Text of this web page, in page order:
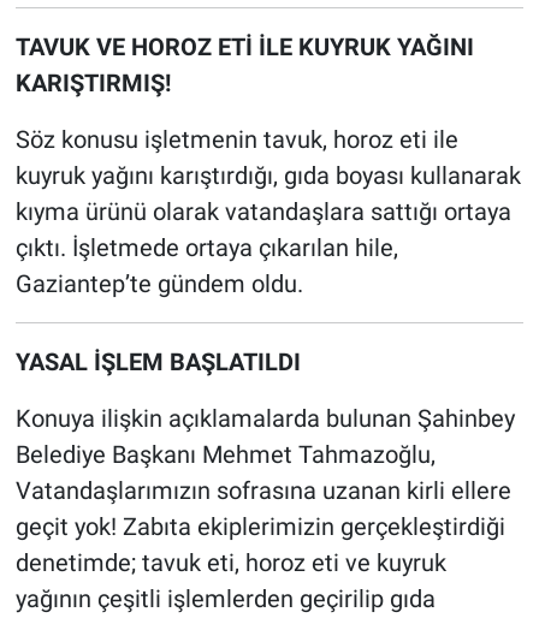
TAVUK VE HOROZ ETİ İLE KUYRUK YAĞINI
KARIŞTIRMIŞ!
Söz konusu işletmenin tavuk, horoz eti ile
kuyruk yağını karıştırdığı, gıda boyası kullanarak
kıyma ürünü olarak vatandaşlara sattığı ortaya
çıktı. İşletmede ortaya çıkarılan hile,
Gaziantep’te gündem oldu.
YASAL İŞLEM BAŞLATILDI
Konuya ilişkin açıklamalarda bulunan Şahinbey
Belediye Başkanı Mehmet Tahmazoğlu,
Vatandaşlarımızın sofrasına uzanan kirli ellere
geçit yok! Zabıta ekiplerimizin gerçekleştirdiği
denetimde; tavuk eti, horoz eti ve kuyruk
yağının çeşitli işlemlerden geçirilip gıda